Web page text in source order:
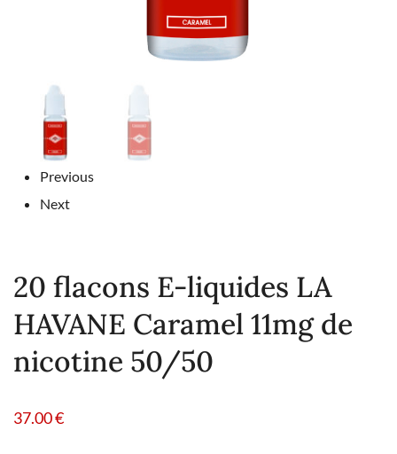
Previous
Next
20 flacons E-liquides LA
HAVANE Caramel 11mg de
nicotine 50/50
37.00€